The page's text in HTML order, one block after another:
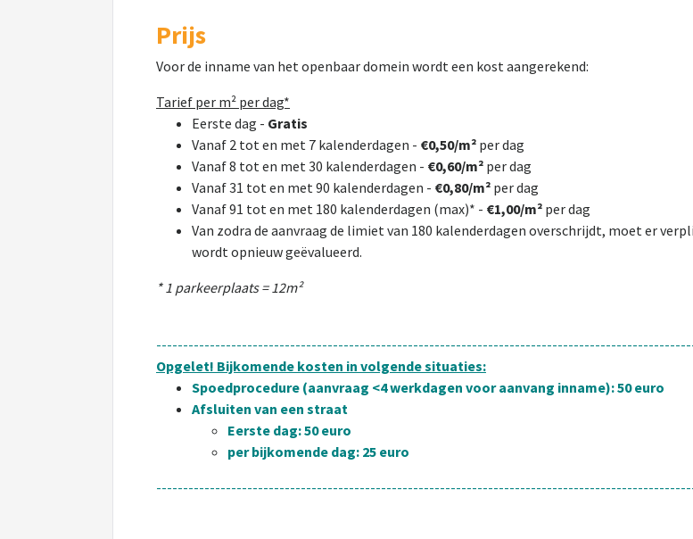
Prijs
Voor de inname van het openbaar domein wordt een kost aangerekend:
Tarief per m² per dag*
Eerste dag - Gratis
Vanaf 2 tot en met 7 kalenderdagen - €0,50/m² per dag
Vanaf 8 tot en met 30 kalenderdagen - €0,60/m² per dag
Vanaf 31 tot en met 90 kalenderdagen - €0,80/m² per dag
Vanaf 91 tot en met 180 kalenderdagen (max)* - €1,00/m² per dag
Van zodra de aanvraag de limiet van 180 kalenderdagen overschrijdt, moet er
wordt opnieuw geëvalueerd.
* 1 parkeerplaats = 12m²
Opgelet! Bijkomende kosten in volgende situaties:
Spoedprocedure (aanvraag <4 werkdagen voor aanvang inname): 50 euro
Afsluiten van een straat
Eerste dag: 50 euro
per bijkomende dag: 25 euro